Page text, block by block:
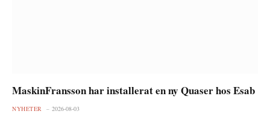
MaskinFransson har installerat en ny Quaser hos Esab
NYHETER 2026-08-03